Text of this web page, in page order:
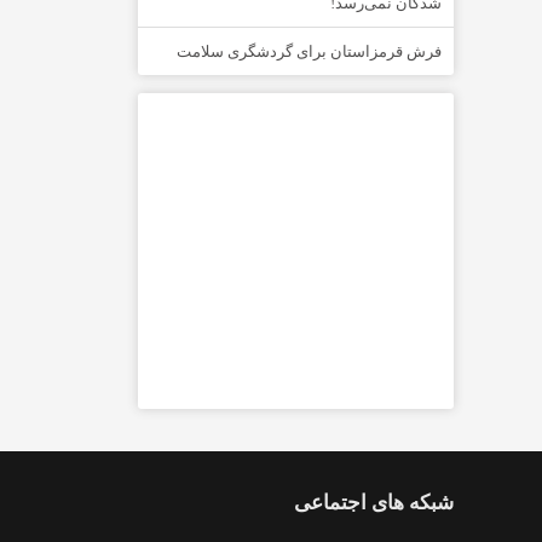
فرش قرمزاستان برای گردشگری سلامت
شبکه های اجتماعی